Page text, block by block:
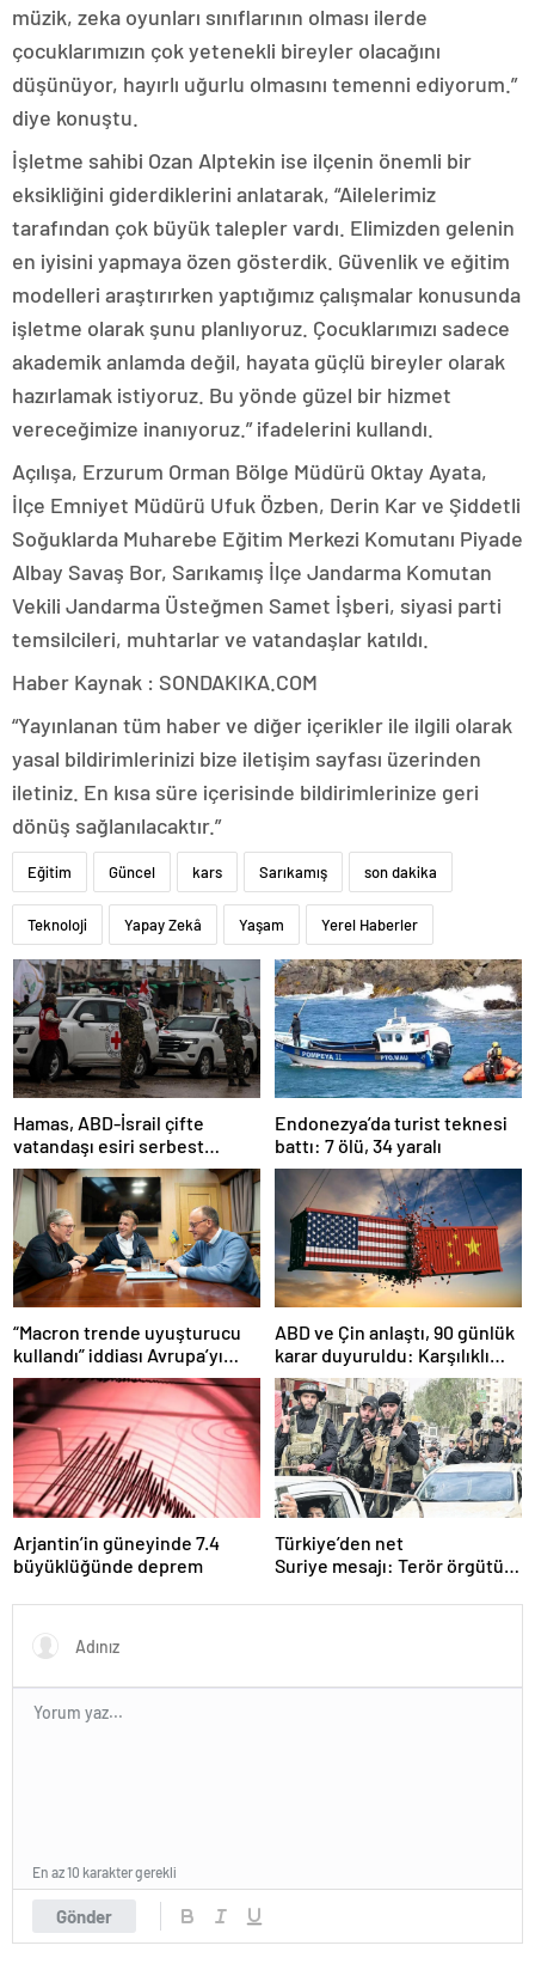
müzik, zeka oyunları sınıflarının olması ilerde
çocuklarımızın çok yetenekli bireyler olacağını
düşünüyor, hayırlı uğurlu olmasını temenni ediyorum.”
diye konuştu.
İşletme sahibi Ozan Alptekin ise ilçenin önemli bir
eksikliğini giderdiklerini anlatarak, “Ailelerimiz
tarafından çok büyük talepler vardı. Elimizden gelenin
en iyisini yapmaya özen gösterdik. Güvenlik ve eğitim
modelleri araştırırken yaptığımız çalışmalar konusunda
işletme olarak şunu planlıyoruz. Çocuklarımızı sadece
akademik anlamda değil, hayata güçlü bireyler olarak
hazırlamak istiyoruz. Bu yönde güzel bir hizmet
vereceğimize inanıyoruz.” ifadelerini kullandı.
Açılışa, Erzurum Orman Bölge Müdürü Oktay Ayata,
İlçe Emniyet Müdürü Ufuk Özben, Derin Kar ve Şiddetli
Soğuklarda Muharebe Eğitim Merkezi Komutanı Piyade
Albay Savaş Bor, Sarıkamış İlçe Jandarma Komutan
Vekili Jandarma Üsteğmen Samet İşberi, siyasi parti
temsilcileri, muhtarlar ve vatandaşlar katıldı.
Haber Kaynak : SONDAKIKA.COM
“Yayınlanan tüm haber ve diğer içerikler ile ilgili olarak
yasal bildirimlerinizi bize iletişim sayfası üzerinden
iletiniz. En kısa süre içerisinde bildirimlerinize geri
dönüş sağlanılacaktır.”
Eğitim Güncel kars Sarıkamış son dakika
Teknoloji Yapay Zekâ Yaşam Yerel Haberler
Hamas, ABD-İsrail çifte
vatandaşı esiri serbest
bırakacağını duyurdu
Endonezya’da turist teknesi
battı: 7 ölü, 34 yaralı
“Macron trende uyuşturucu
kullandı” iddiası Avrupa’yı
karıştırmıştı: Fransa’dan
“peçeteli” yalanlama geldi!
ABD ve Çin anlaştı, 90 günlük
karar duyuruldu: Karşılıklı
tarife indirimi geldi!
Arjantin’in güneyinde 7.4
büyüklüğünde deprem
Türkiye’den net
Suriye mesajı: Terör örgütü
Gönder
En az 10 karakter gerekli